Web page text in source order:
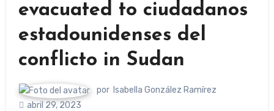
evacuated to ciudadanos
estadounidenses del
conflicto in Sudan
por Isabella González Ramírez
abril 29, 2023